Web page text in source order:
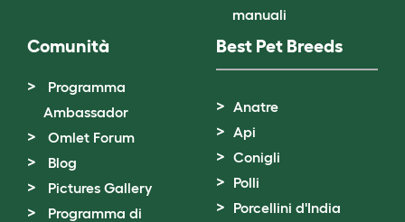
manuali
Comunità
Programma
Ambassador
Omlet Forum
Blog
Pictures Gallery
Programma di
Best Pet Breeds
Anatre
Api
Conigli
Polli
Porcellini d'India